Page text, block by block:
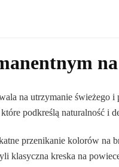
na utrzymanie świeżego i
podkreślą naturalność i
przenikanie kolorów na
klasyczna kreska na